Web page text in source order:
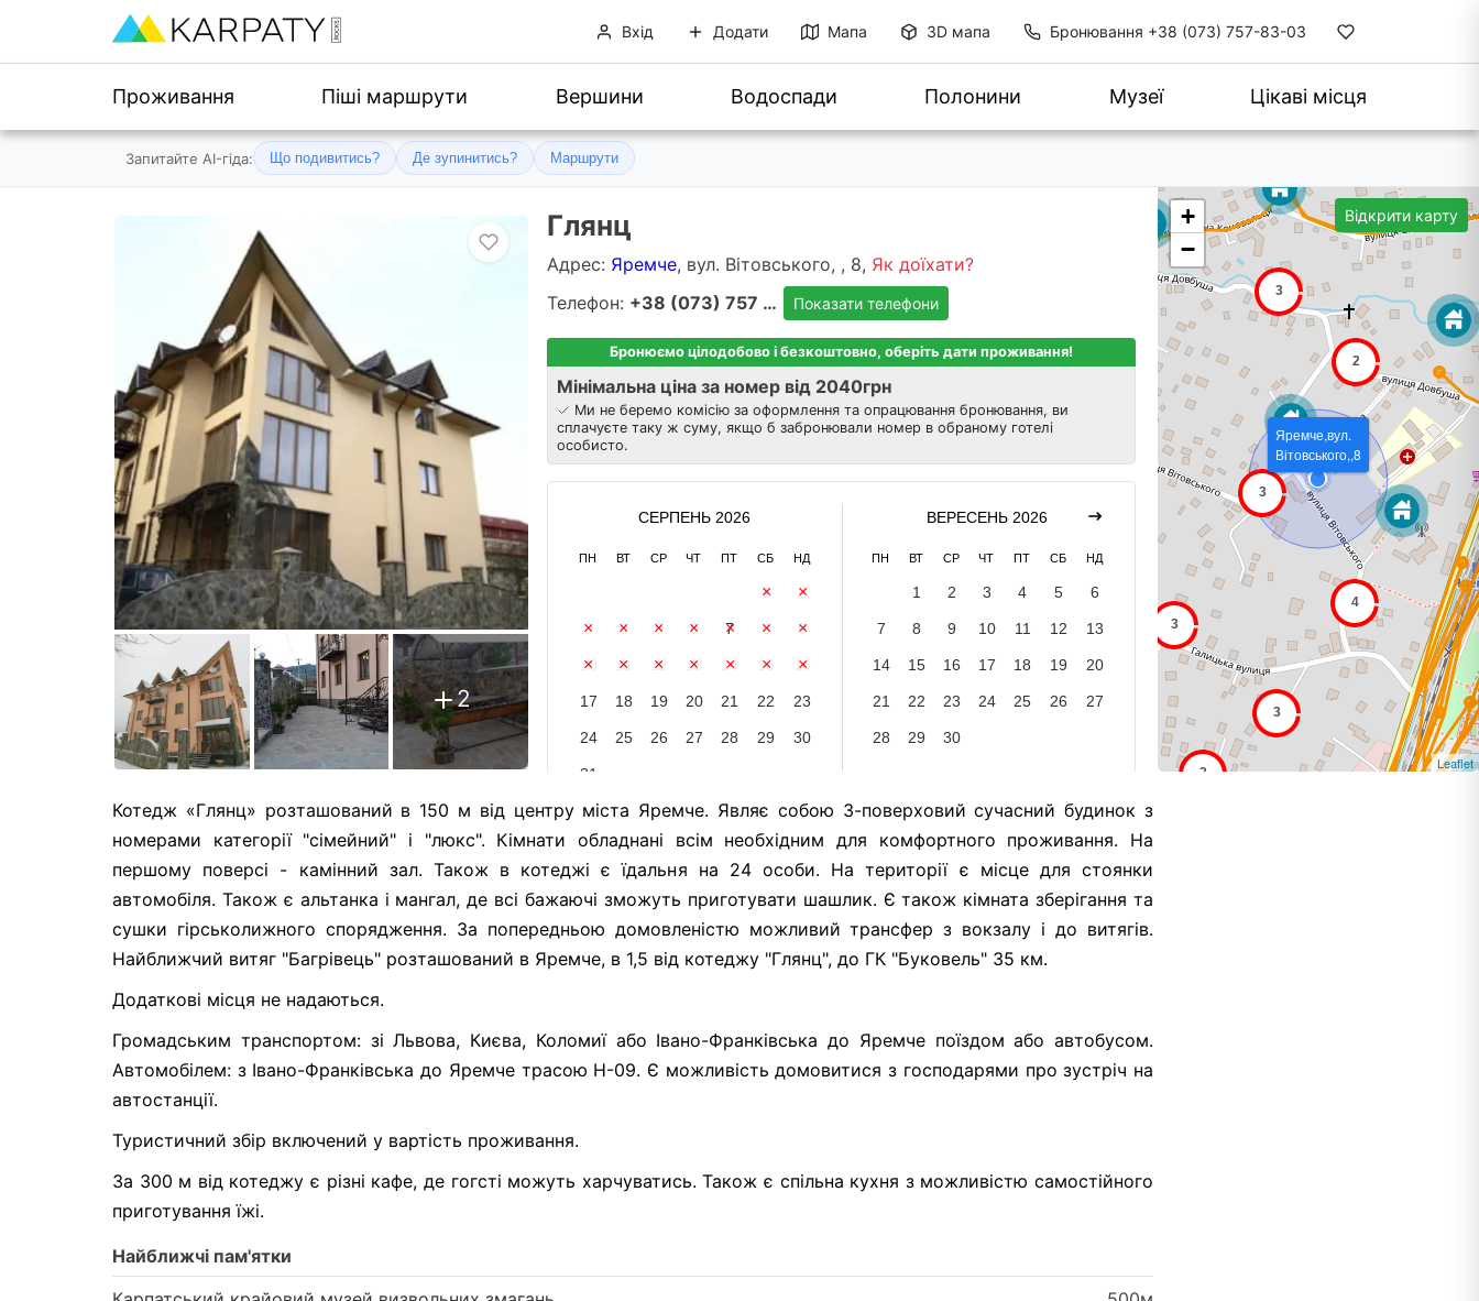
Вхід Додати Мапа 3D мапа Бронювання +38 (073) 757-83-03
Проживання Піші маршрути Вершини Водоспади Полонини Музеї Цікаві місця
Запитайте AI-гіда: Що подивитись? Де зупинитись? Маршрути
2
Глянц
Адрес: Яремче, вул. Вітовського, , 8, Як доїхати?
Телефон:
+38 (073) 757 8303 Показати телефони
Бронюємо цілодобово і безкоштовно, оберіть дати проживання!
Мінімальна ціна за номер від 2040грн
Ми не беремо комісію за оформлення та опрацювання бронювання, ви
сплачуєте таку ж суму, якщо б забронювали номер в обраному готелі
особисто.
СЕРПЕНЬ 2026
ПН ВТ СР ЧТ ПТ СБ НД
1 2
3 4 5 6 7 8 9
10 11 12 13 14 15 16
17 18 19 20 21 22 23
24 25 26 27 28 29 30
31
ВЕРЕСЕНЬ 2026
ПН ВТ СР ЧТ ПТ СБ НД
1 2 3 4 5 6
7 8 9 10 11 12 13
14 15 16 17 18 19 20
21 22 23 24 25 26 27
28 29 30
Відкрити карту
Яремче,вул.
Вітовського,,8
+
−
Leaflet
Котедж «Глянц» розташований в 150 м від центру міста Яремче. Являє собою 3-поверховий сучасний будинок з
номерами категорії "сімейний" і "люкс". Кімнати обладнані всім необхідним для комфортного проживання. На
першому поверсі - камінний зал. Також в котеджі є їдальня на 24 особи. На території є місце для стоянки
автомобіля. Також є альтанка і мангал, де всі бажаючі зможуть приготувати шашлик. Є також кімната зберігання та
сушки гірськолижного спорядження. За попередньою домовленістю можливий трансфер з вокзалу і до витягів.
Найближчий витяг "Багрівець" розташований в Яремче, в 1,5 від котеджу "Глянц", до ГК "Буковель" 35 км.
Додаткові місця не надаються.
Громадським транспортом: зі Львова, Києва, Коломиї або Івано-Франківська до Яремче поїздом або автобусом.
Автомобілем: з Івано-Франківська до Яремче трасою H-09. Є можливість домовитися з господарями про зустріч на
автостанції.
Туристичний збір включений у вартість проживання.
За 300 м від котеджу є різні кафе, де гогсті можуть харчуватись. Також є спільна кухня з можливістю самостійного
приготування їжі.
Найближчі пам'ятки